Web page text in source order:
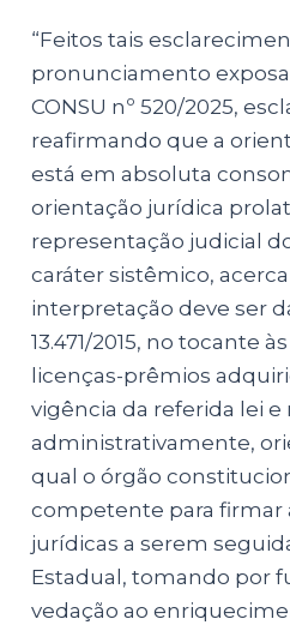
“Feitos tais
pronunciamento
CONSU nº 520/2025,
reafirmando que a
está em absoluta
orientação jurídica
representação judicial
caráter sistêmico,
interpretação deve ser
13.471/2015, no tocante
licenças-prêmios
vigência da referida lei e
administrativamente,
qual o órgão
competente para firmar
jurídicas a serem
Estadual, tomando por
vedação ao